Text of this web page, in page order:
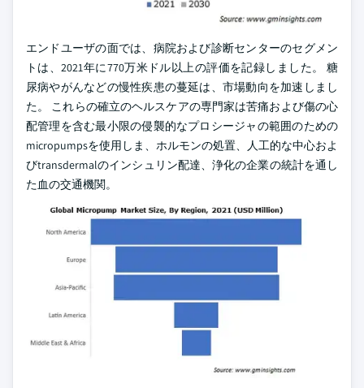
エンドユーザの面では、病院および診断センターのセグメン
トは、2021年に770万米ドル以上の評価を記録しました。 糖
尿病やがんなどの慢性疾患の蔓延は、市場動向を加速しまし
た。 これらの確立のヘルスケアの専門家は苦痛および傷の心
配管理を含む最小限の侵襲的なプロシージャの範囲のための
micropumpsを使用しま、ホルモンの処置、人工的な中心およ
びtransdermalのインシュリン配達、浄化の企業の統計を通し
た血の交通機関。